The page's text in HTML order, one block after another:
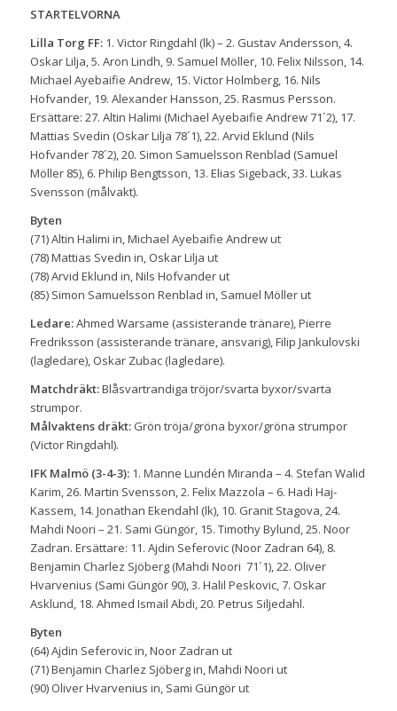
STARTELVORNA
Lilla Torg FF: 1. Victor Ringdahl (lk) – 2. Gustav Andersson, 4.
Oskar Lilja, 5. Aron Lindh, 9. Samuel Möller, 10. Felix Nilsson, 14.
Michael Ayebaifie Andrew, 15. Victor Holmberg, 16. Nils
Hofvander, 19. Alexander Hansson, 25. Rasmus Persson.
Ersättare: 27. Altin Halimi (Michael Ayebaifie Andrew 71´2), 17.
Mattias Svedin (Oskar Lilja 78´1), 22. Arvid Eklund (Nils
Hofvander 78´2), 20. Simon Samuelsson Renblad (Samuel
Möller 85), 6. Philip Bengtsson, 13. Elias Sigeback, 33. Lukas
Svensson (målvakt).
Byten
(71) Altin Halimi in, Michael Ayebaifie Andrew ut
(78) Mattias Svedin in, Oskar Lilja ut
(78) Arvid Eklund in, Nils Hofvander ut
(85) Simon Samuelsson Renblad in, Samuel Möller ut
Ledare:Ahmed Warsame (assisterande tränare), Pierre
Fredriksson (assisterande tränare, ansvarig), Filip Jankulovski
(lagledare), Oskar Zubac (lagledare).
Matchdräkt:Blåsvartrandiga tröjor/svarta byxor/svarta
strumpor.
Målvaktens dräkt: Grön tröja/gröna byxor/gröna strumpor
(Victor Ringdahl).
IFK Malmö (3-4-3): 1. Manne Lundén Miranda – 4. Stefan Walid
Karim, 26. Martin Svensson, 2. Felix Mazzola – 6. Hadi Haj-
Kassem, 14. Jonathan Ekendahl (lk), 10. Granit Stagova, 24.
Mahdi Noori – 21. Sami Güngör, 15. Timothy Bylund, 25. Noor
Zadran. Ersättare: 11. Ajdin Seferovic (Noor Zadran 64), 8.
Benjamin Charlez Sjöberg (Mahdi Noori 71´1), 22. Oliver
Hvarvenius (Sami Güngör 90), 3. Halil Peskovic, 7. Oskar
Asklund, 18. Ahmed Ismail Abdi, 20. Petrus Siljedahl.
Byten
(64) Ajdin Seferovic in, Noor Zadran ut
(71) Benjamin Charlez Sjöberg in, Mahdi Noori ut
(90) Oliver Hvarvenius in, Sami Güngör ut